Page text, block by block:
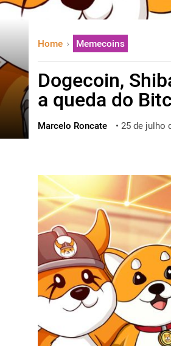
中文
한국어
العربية
ไทย
ქართული
Home Memecoins
Dogecoin,
a queda do
Marcelo Roncate • 25 de julho